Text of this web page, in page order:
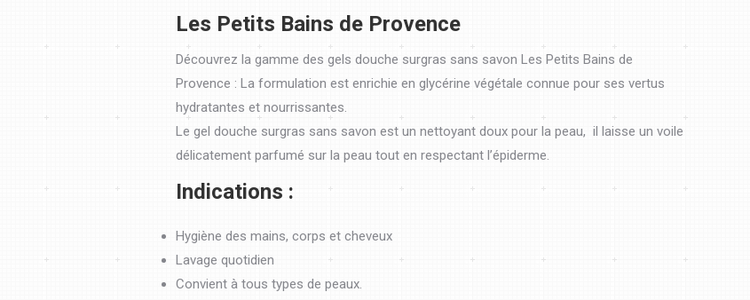
Les Petits Bains de Provence
Découvrez la gamme des gels douche surgras sans savon Les Petits Bains de
Provence : La formulation est enrichie en glycérine végétale connue pour ses vertus
hydratantes et nourrissantes.
Le gel douche surgras sans savon est un nettoyant doux pour la peau, il laisse un voile
délicatement parfumé sur la peau tout en respectant l’épiderme.
Indications :
Hygiène des mains, corps et cheveux
Lavage quotidien
Convient à tous types de peaux.